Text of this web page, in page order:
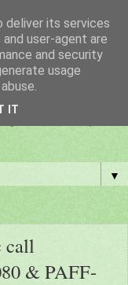
Flora
▼
call
& PAFF-
deliver its services
user-agent are
and security
usage
IT